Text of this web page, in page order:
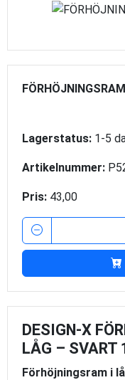
Lagerstatus: 1-5
Artikelnummer:
Pris: 43,00
DESIGN-X
LÅG – SVART
Förhöjningsram i